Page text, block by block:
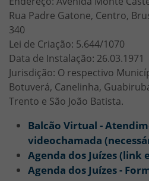
Rua Padre Gatone, Centro,
340
Lei de Criação: 5.644/1070
Data de Instalação: 26.03.1971
Jurisdição: O respectivo
Botuverá, Canelinha,
Trento e São João Batista.
Balcão Virtual -
videochamada
Agenda dos Juízes (link
Agenda dos Juízes -